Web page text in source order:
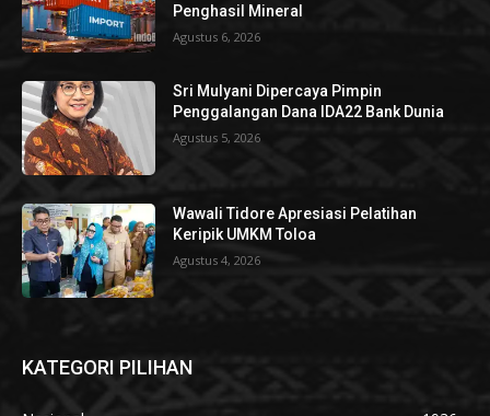
Penghasil Mineral
Agustus 6, 2026
Sri Mulyani Dipercaya Pimpin
Penggalangan Dana IDA22 Bank Dunia
Agustus 5, 2026
Wawali Tidore Apresiasi Pelatihan
Keripik UMKM Toloa
Agustus 4, 2026
KATEGORI PILIHAN